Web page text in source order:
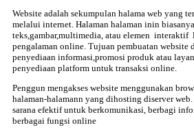
Website adalah sekumpulan halama web yang
melalui internet. Halaman halaman inin
teks,gambar,multimedia, atau elemen interaktif
pengalaman online. Tujuan pembuatan website
penyediaan informasi,promosi produk atau
penyediaan platform untuk transaksi online.
Penggun mengakses website menggunakan
halaman-halamann yang dihosting diserver
sarana efektif untuk berkomunikasi, berbagi
berbagai fungsi online